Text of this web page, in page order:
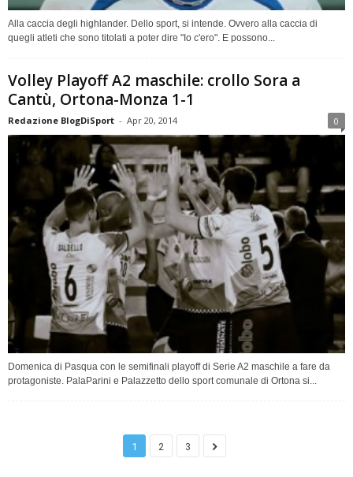
Alla caccia degli highlander. Dello sport, si intende. Ovvero alla caccia di
quegli atleti che sono titolati a poter dire "Io c'ero". E possono...
Volley Playoff A2 maschile: crollo Sora a
Cantù, Ortona-Monza 1-1
Redazione BlogDiSport - Apr 20, 2014 0
Domenica di Pasqua con le semifinali playoff di Serie A2 maschile a fare da
protagoniste. PalaParini e Palazzetto dello sport comunale di Ortona si...
1 2 3